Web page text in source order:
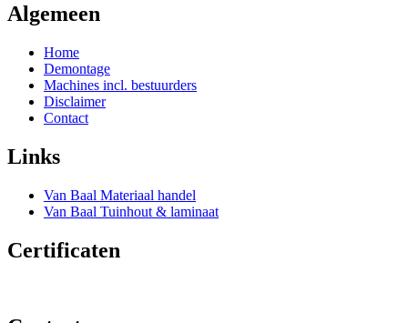
Algemeen
Home
Demontage
Machines incl. bestuurders
Disclaimer
Contact
Links
Van Baal Materiaal handel
Van Baal Tuinhout & laminaat
Certificaten